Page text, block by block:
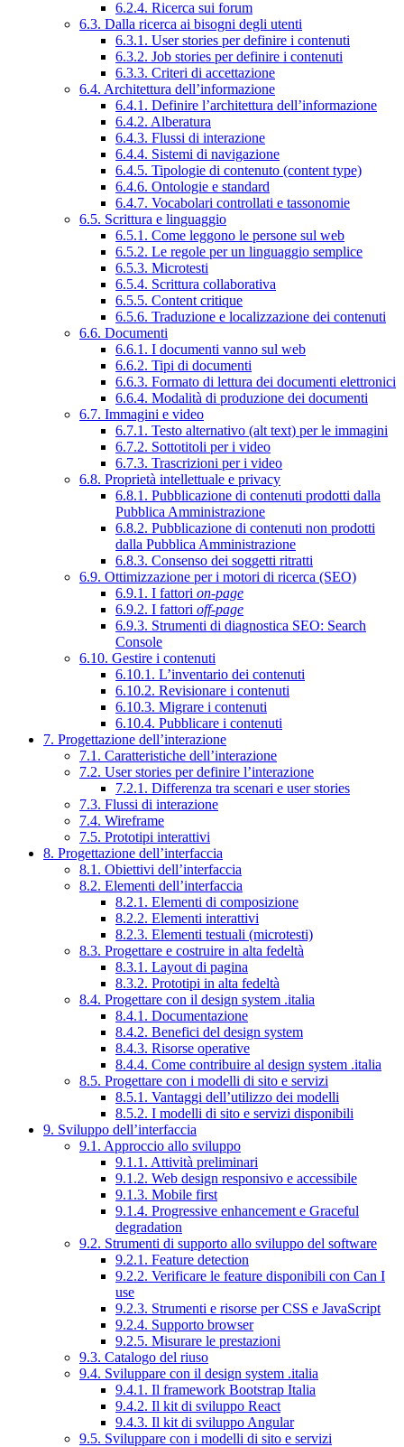
6.2.4. Ricerca sui forum
6.3. Dalla ricerca ai bisogni degli utenti
6.3.1. User stories per definire i contenuti
6.3.2. Job stories per definire i contenuti
6.3.3. Criteri di accettazione
6.4. Architettura dell’informazione
6.4.1. Definire l’architettura dell’informazione
6.4.2. Alberatura
6.4.3. Flussi di interazione
6.4.4. Sistemi di navigazione
6.4.5. Tipologie di contenuto (content type)
6.4.6. Ontologie e standard
6.4.7. Vocabolari controllati e tassonomie
6.5. Scrittura e linguaggio
6.5.1. Come leggono le persone sul web
6.5.2. Le regole per un linguaggio semplice
6.5.3. Microtesti
6.5.4. Scrittura collaborativa
6.5.5. Content critique
6.5.6. Traduzione e localizzazione dei contenuti
6.6. Documenti
6.6.1. I documenti vanno sul web
6.6.2. Tipi di documenti
6.6.3. Formato di lettura dei documenti elettronici
6.6.4. Modalità di produzione dei documenti
6.7. Immagini e video
6.7.1. Testo alternativo (alt text) per le immagini
6.7.2. Sottotitoli per i video
6.7.3. Trascrizioni per i video
6.8. Proprietà intellettuale e privacy
6.8.1. Pubblicazione di contenuti prodotti dalla
Pubblica Amministrazione
6.8.2. Pubblicazione di contenuti non prodotti
dalla Pubblica Amministrazione
6.8.3. Consenso dei soggetti ritratti
6.9. Ottimizzazione per i motori di ricerca (SEO)
6.9.1. I fattori on-page
6.9.2. I fattori off-page
6.9.3. Strumenti di diagnostica SEO: Search
Console
6.10. Gestire i contenuti
6.10.1. L’inventario dei contenuti
6.10.2. Revisionare i contenuti
6.10.3. Migrare i contenuti
6.10.4. Pubblicare i contenuti
7. Progettazione dell’interazione
7.1. Caratteristiche dell’interazione
7.2. User stories per definire l’interazione
7.2.1. Differenza tra scenari e user stories
7.3. Flussi di interazione
7.4. Wireframe
7.5. Prototipi interattivi
8. Progettazione dell’interfaccia
8.1. Obiettivi dell’interfaccia
8.2. Elementi dell’interfaccia
8.2.1. Elementi di composizione
8.2.2. Elementi interattivi
8.2.3. Elementi testuali (microtesti)
8.3. Progettare e costruire in alta fedeltà
8.3.1. Layout di pagina
8.3.2. Prototipi in alta fedeltà
8.4. Progettare con il design system .italia
8.4.1. Documentazione
8.4.2. Benefici del design system
8.4.3. Risorse operative
8.4.4. Come contribuire al design system .italia
8.5. Progettare con i modelli di sito e servizi
8.5.1. Vantaggi dell’utilizzo dei modelli
8.5.2. I modelli di sito e servizi disponibili
9. Sviluppo dell’interfaccia
9.1. Approccio allo sviluppo
9.1.1. Attività preliminari
9.1.2. Web design responsivo e accessibile
9.1.3. Mobile first
9.1.4. Progressive enhancement e Graceful
degradation
9.2. Strumenti di supporto allo sviluppo del software
9.2.1. Feature detection
9.2.2. Verificare le feature disponibili con Can I
use
9.2.3. Strumenti e risorse per CSS e JavaScript
9.2.4. Supporto browser
9.2.5. Misurare le prestazioni
9.3. Catalogo del riuso
9.4. Sviluppare con il design system .italia
9.4.1. Il framework Bootstrap Italia
9.4.2. Il kit di sviluppo React
9.4.3. Il kit di sviluppo Angular
9.5. Sviluppare con i modelli di sito e servizi